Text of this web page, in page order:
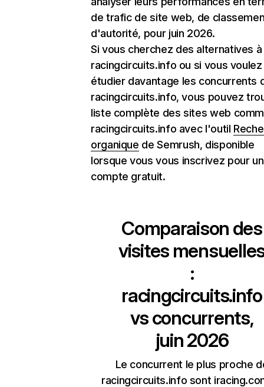
de trafic de site web, de
d'autorité, pour juin 2026.
Si vous cherchez des alternatives à
racingcircuits.info ou si vous voulez
étudier davantage les concurrents
racingcircuits.info, vous pouvez
liste complète des sites web
racingcircuits.info avec l'outil
organique de Semrush, disponible
lorsque vous vous inscrivez pour un
compte gratuit.
Comparaison des
visites
:
racingcircuits.info
vs concurrents,
juin 2026
Le concurrent le plus proche
racingcircuits.info sont